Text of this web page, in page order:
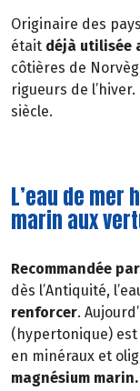
Originaire des
était déjà utilisée
côtières de
rigueurs de l’hiver.
siècle.
L’eau de
marin aux
Recommandée
dès l’Antiquité,
renforcer.
(hypertonique)
en minéraux et
magnésium marin.